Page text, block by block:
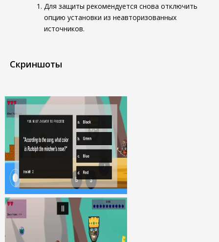
Для защиты рекомендуется снова отключить
опцию установки из неавторизованных
источников.
Скриншоты